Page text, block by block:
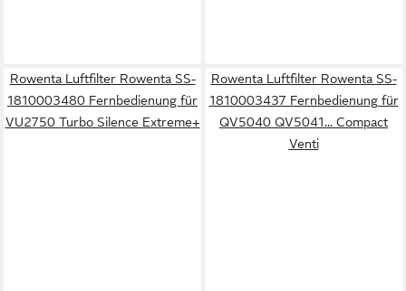
Rowenta Luftfilter Rowenta SS-
1810003480 Fernbedienung für
VU2750 Turbo Silence Extreme+
Rowenta Luftfilter Rowenta SS-
1810003437 Fernbedienung für
QV5040 QV5041... Compact
Venti